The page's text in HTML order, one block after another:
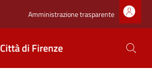
Zona superiore
Amministrazione trasparente
Città di Firenze